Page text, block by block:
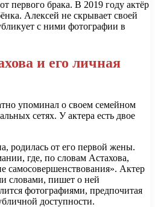
первого брака. В 2019 году актёр
Алексей не скрывает своей
с ними фотографии в
и его личная
упоминал о своем семейном
сетях. У актера есть двое
родилась от его первой жены.
где, по словам Астахова,
самосовершенствования». Актер
словами, пишет о ней
фотографиями, предпочитая
доступности.